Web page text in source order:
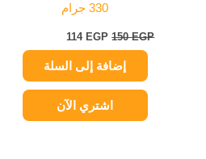
330 جرام
150EGP
114 EGP
إضافة إلى السلة
اشتري الآن